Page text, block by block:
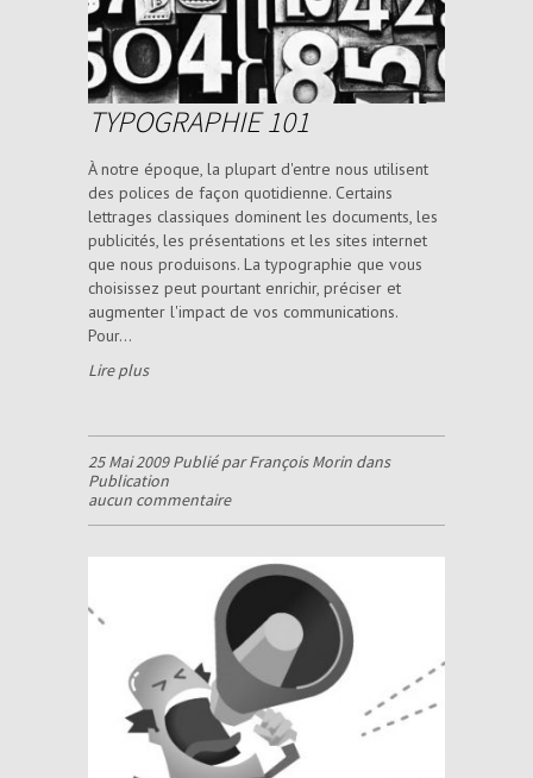
TYPOGRAPHIE 101
À notre époque, la plupart d'entre nous utilisent
des polices de façon quotidienne. Certains
lettrages classiques dominent les documents, les
publicités, les présentations et les sites internet
que nous produisons. La typographie que vous
choisissez peut pourtant enrichir, préciser et
augmenter l'impact de vos communications.
Pour...
Lire plus
25 Mai 2009 Publié par François Morin dans
Publication
aucun commentaire